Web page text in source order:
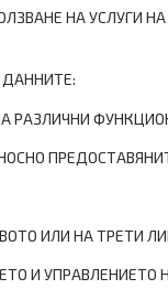
НА УСЛУГИ
РАЗЛИЧНИ
ИЛИ НА ТРЕТИ
И УПРАВЛЕНИЕТО